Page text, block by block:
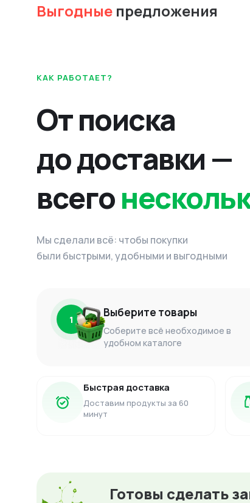
Выгодные предложения
КАК РАБОТАЕТ?
От поиска
до доставки —
всего
Мы сделали всё: чтобы покупки
были быстрыми, удобными и выгодными
1 Выберите товары
Соберите всё необходимое в
удобном каталоге
Быстрая доставка
Доставим продукты за 60
минут
Готовы сделать